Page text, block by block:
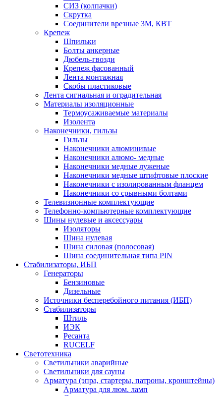
СИЗ (колпачки)
Скрутка
Соединители врезные 3M, КВТ
Крепеж
Шпильки
Болты анкерные
Дюбель-гвозди
Крепеж фасованный
Лента монтажная
Скобы пластиковые
Лента сигнальная и оградительная
Материалы изоляционные
Термоусаживаемые матeриалы
Изолента
Наконечники, гильзы
Гильзы
Наконечники алюминивые
Наконечники алюмо- медные
Наконечники медные луженые
Наконечники медные штифтовые плоские
Наконечники с изолированным фланцем
Наконечники со срывными болтами
Телевизионные комплектующие
Телефонно-компьютерные комплектующие
Шины нулевые и аксессуары
Изоляторы
Шина нулевая
Шина силовая (полосовая)
Шина соединительная типа PIN
Стабилизаторы, ИБП
Генераторы
Бензиновые
Дизельные
Источники бесперебойного питания (ИБП)
Стабилизаторы
Штиль
ИЭК
Ресанта
RUCELF
Светотехника
Светильники аварийные
Светильники для сауны
Арматура (эпра, стартеры, патроны, кронштейны)
Арматура для люм. ламп